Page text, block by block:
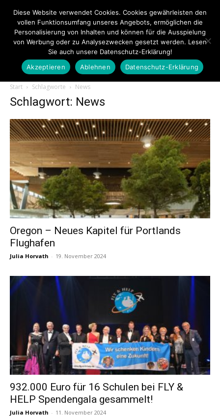
Touristiknews.de
Touristiknews
und
Start Schlagworte News
Schlagwort: News
Oregon – Neues Kapitel für Portlands
Flughafen
Julia Horvath - 19. November 2024
932.000 Euro für 16 Schulen bei FLY &
HELP Spendengala gesammelt!
Julia Horvath - 11. November 2024
Diese Website verwendet Cookies. Cookies gewährleisten den
vollen Funktionsumfang unseres Angebots, ermöglichen die
Personalisierung von Inhalten und können für die Ausspielung
von Werbung oder zu Analysezwecken gesetzt werden. Lesen
Sie auch unsere Datenschutz-Erklärung!
Akzeptieren
Ablehnen Datenschutz-Erklärung